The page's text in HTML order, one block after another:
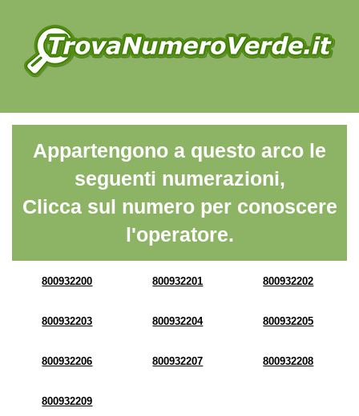
Appartengono a questo arco le
seguenti numerazioni,
Clicca sul numero per conoscere
l'operatore.
800932200 800932201 800932202
800932203 800932204 800932205
800932206 800932207 800932208
800932209